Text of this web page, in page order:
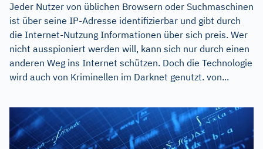
Jeder Nutzer von üblichen Browsern oder Suchmaschinen
ist über seine IP-Adresse identifizierbar und gibt durch
die Internet-Nutzung Informationen über sich preis. Wer
nicht ausspioniert werden will, kann sich nur durch einen
anderen Weg ins Internet schützen. Doch die Technologie
wird auch von Kriminellen im Darknet genutzt. von...